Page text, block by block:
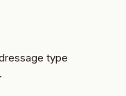
type